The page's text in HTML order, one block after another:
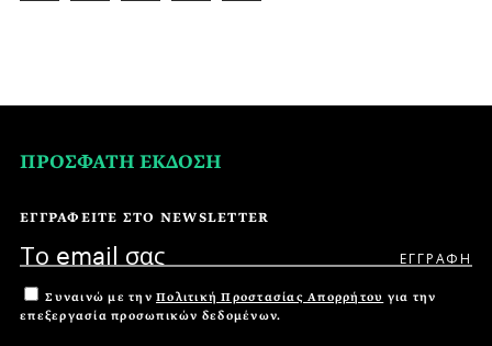
ΠΡΟΣΦΑΤΗ ΕΚΔΟΣΗ
ΕΓΓΡΑΦΕΙΤΕ ΣΤΟ NEWSLETTER
Συναινώ με την Πολιτική Προστασίας Απορρήτου για την
επεξεργασία προσωπικών δεδομένων.